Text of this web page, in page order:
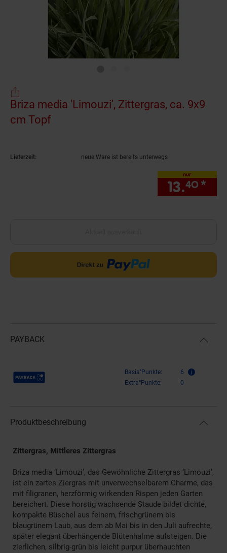
Briza media 'Limouzi', Zittergras, ca. 9x9
cm Topf
Lieferzeit: neue Ware ist bereits unterwegs
nur
13.40 *
PAYBACK
Payback Punkte Basis°Punkte:
6
Extra°Punkte:
0
Produktbeschreibung
Zittergras, Mittleres Zittergras
Briza media ‘Limouzi’, das Gewöhnliche Zittergras ‘Limouzi’,
ist ein zartes Ziergras mit unverwechselbarem Charme, das
mit filigranen, herzförmig wirkenden Rispen jeden Garten
bereichert. Diese horstig wachsende Staude bildet dichte,
kompakte Büschel aus feinem, frischgrünem bis
blaugrünem Laub, aus dem ab Mai bis in den Juli aufrechte,
später elegant überhängende Blütenhalme aufsteigen. Die
zierlichen, silbrig-grün bis leicht purpur überhauchten